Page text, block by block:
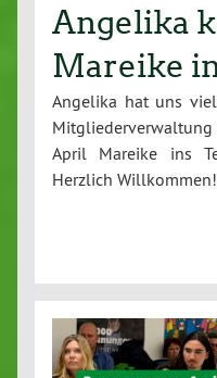
Angelika
Mareike
Angelika hat uns
April Mareike ins
Herzlich Will­kom­men!